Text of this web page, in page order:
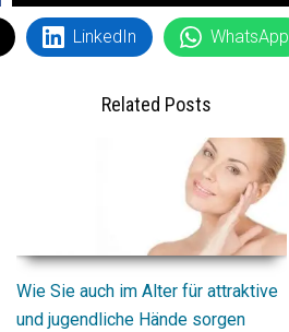
LinkedIn WhatsApp
Related Posts
Wie Sie auch im Alter für attraktive
und jugendliche Hände sorgen